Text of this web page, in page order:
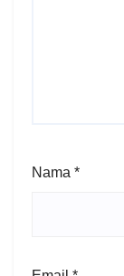
Nama *